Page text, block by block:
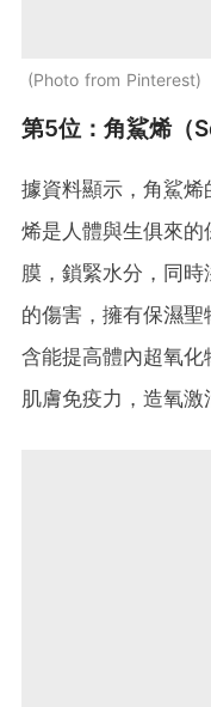
Photo from Pinterest
第5位：角鯊烯（
據資料顯示，角鯊
烯是人體與生俱來
膜，鎖緊水分，同
的傷害，擁有保濕
含能提高體內超氧
肌膚免疫力，造氧激